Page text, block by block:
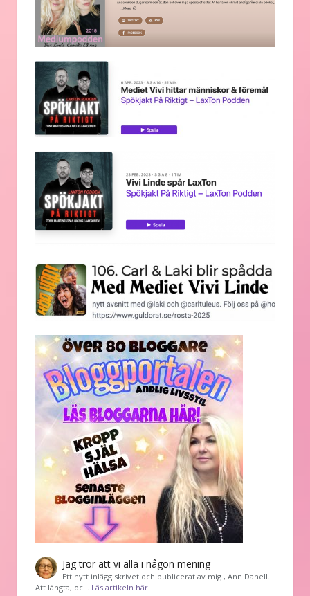
Jag tror att vi alla i någon mening
Ett nytt inlägg skrivet och publicerat av mig , Ann Danell.
Att längta, oc… Läs artikeln här